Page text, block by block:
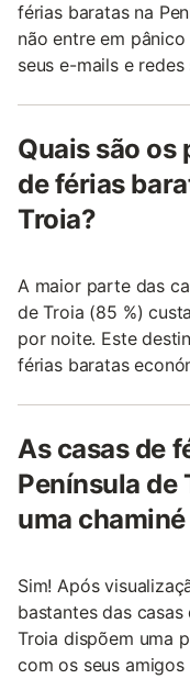
férias baratas na
não entre em
seus e-mails e
Quais são os
de férias
Troia?
A maior parte das
de Troia (85 %)
por noite. Este
férias baratas
As casas de
Península de
uma
Sim! Após
bastantes das
Troia dispõem uma
com os seus